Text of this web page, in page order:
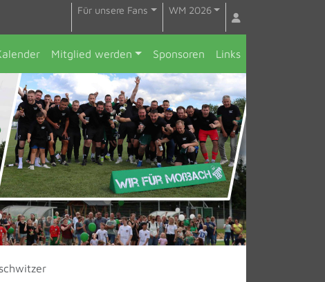
Für unsere Fans WM 2026
Mitglied werden Sponsoren Links